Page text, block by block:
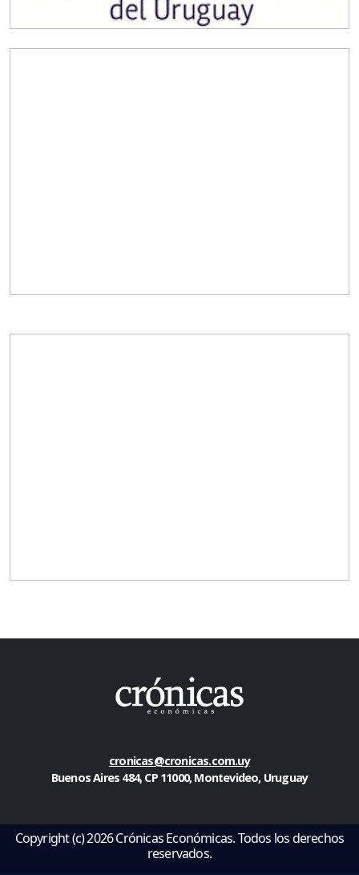
cronicas@cronicas.com.uy
Buenos Aires 484, CP 11000, Montevideo, Uruguay
Copyright (c) 2026 Crónicas Económicas. Todos los derechos
reservados.